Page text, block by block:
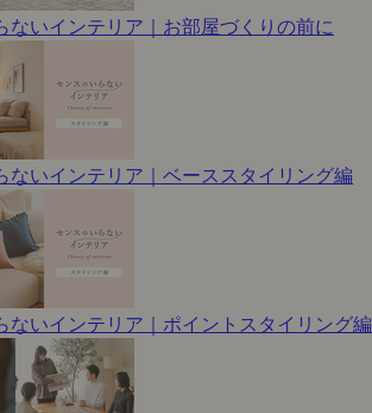
ないインテリア｜お部屋づくりの前に
ないインテリア｜ベーススタイリング編
ないインテリア｜ポイントスタイリング編